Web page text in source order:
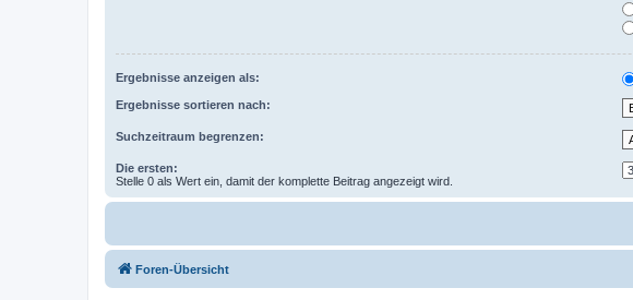
Ergebnisse anzeigen als:
Ergebnisse sortieren nach:
Suchzeitraum begrenzen:
Die ersten:
Stelle 0 als Wert ein, damit der komplette Beitrag angezeigt wird.
Foren-Übersicht